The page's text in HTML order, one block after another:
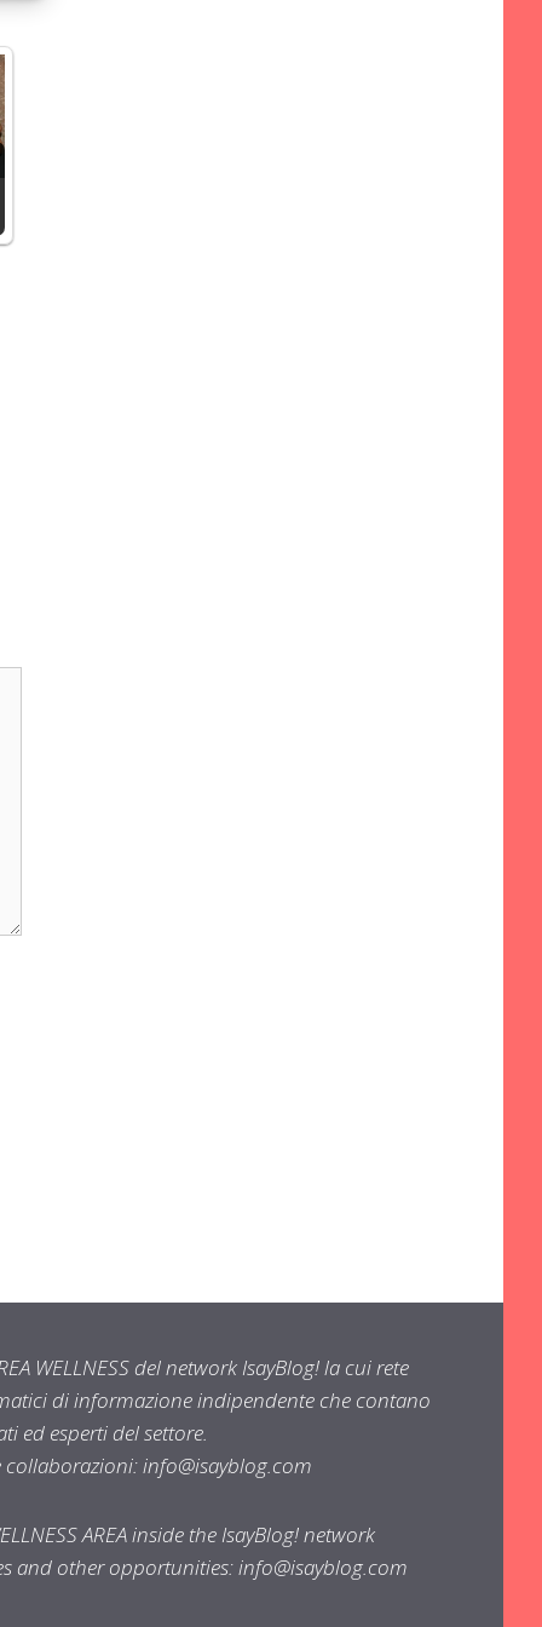
WELLNESS del network IsayBlog! la cui rete
di informazione indipendente che contano
ed esperti del settore.
collaborazioni:info@isayblog.com
AREA inside the IsayBlog! network
and other opportunities:info@isayblog.com